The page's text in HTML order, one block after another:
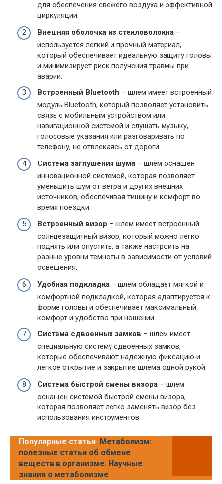
для обеспечения свежего воздуха и эффективной
циркуляции.
Внешняя оболочка из стекловолокна –
используется легкий и прочный материал,
который обеспечивает идеальную защиту головы
и минимизирует риск получения травмы при
аварии.
Встроенный Bluetooth – шлем имеет встроенный
модуль Bluetooth, который позволяет установить
связь с мобильным устройством или
навигационной системой и слушать музыку,
голосовые указания или разговаривать по
телефону, не отвлекаясь от дороги.
Система заглушения шума – шлем оснащен
инновационной системой, которая позволяет
уменьшить шум от ветра и других внешних
источников, обеспечивая тишину и комфорт во
время поездки.
Встроенный визор – шлем имеет встроенный
солнцезащитный визор, который можно легко
поднять или опустить, а также настроить на
разные уровни темноты в зависимости от условий
освещения.
Удобная подкладка – шлем обладает мягкой и
комфортной подкладкой, которая адаптируется к
форме головы и обеспечивает максимальный
комфорт и удобство при ношении.
Система сдвоенных замков – шлем имеет
специальную систему сдвоенных замков,
которые обеспечивают надежную фиксацию и
легкое открытие и закрытие шлема одной рукой.
Система быстрой смены визора – шлем
оснащен системой быстрой смены визора,
которая позволяет легко заменять визор без
использования инструментов.
Популярные статьи Метаболизм:
полезные статьи об обмене
веществ в организме. Научные
знания о метаболизме